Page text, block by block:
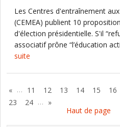
Les Centres d'entraînement
(CEMEA) publient 10
d'élection présidentielle. S'il
associatif prône “l’éducation
suite
« … 11 12 13 14 15 16
23
24 … »
Haut de page